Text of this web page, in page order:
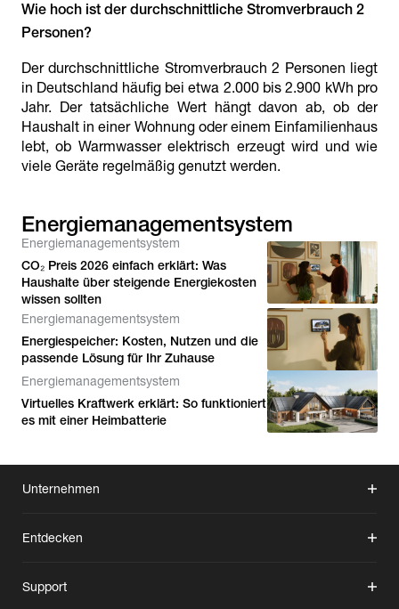
Wie hoch ist der durchschnittliche Stromverbrauch 2
Der durchschnittliche Stromverbrauch 2 Personen liegt
in Deutschland häufig bei etwa 2.000 bis 2.900 kWh pro
Jahr. Der tatsächliche Wert hängt davon ab, ob der
Haushalt in einer Wohnung oder einem Einfamilienhaus
lebt, ob Warmwasser elektrisch erzeugt wird und wie
viele Geräte regelmäßig genutzt werden.
Energiemanagementsystem
Energiemanagementsystem
CO₂ Preis 2026 einfach erklärt: Was
Haushalte über steigende Energiekosten
wissen sollten
Energiemanagementsystem
Energiespeicher: Kosten, Nutzen und die
passende Lösung für Ihr Zuhause
Energiemanagementsystem
Virtuelles Kraftwerk erklärt: So funktioniert
es mit einer Heimbatterie
Unternehmen
Entdecken
Support